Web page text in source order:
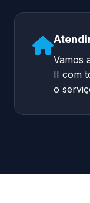
Vamos
II com
o